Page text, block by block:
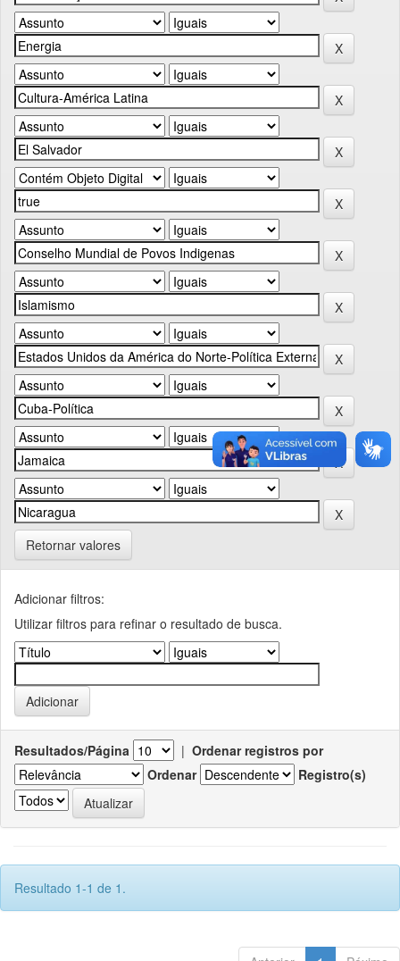
Retornar valores
Adicionar filtros:
Utilizar filtros para refinar o resultado de busca.
Resultados/Página | Ordenar registros por
Ordenar
Registro(s)
Resultado 1-1 de 1.